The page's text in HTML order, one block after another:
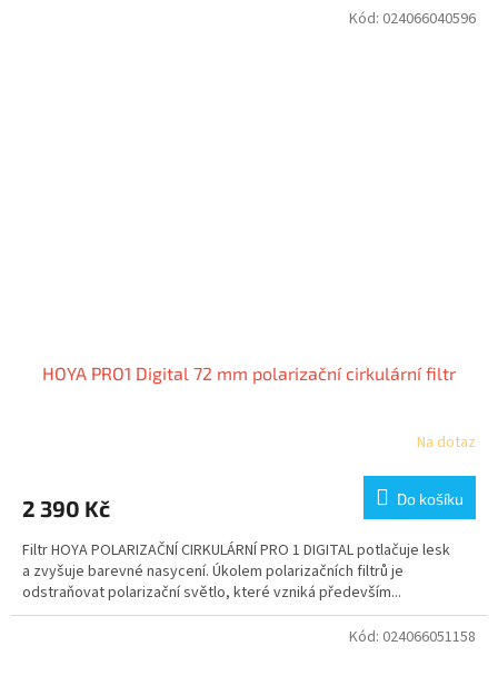
HOYA PRO1 Digital 72 mm polarizační cirkulární filtr
Na dotaz
2 390 Kč Do košíku
Filtr HOYA POLARIZAČNÍ CIRKULÁRNÍ PRO 1 DIGITAL potlačuje lesk
a zvyšuje barevné nasycení. Úkolem polarizačních filtrů je
odstraňovat polarizační světlo, které vzniká především...
Kód: 024066040596
Kód: 024066051158